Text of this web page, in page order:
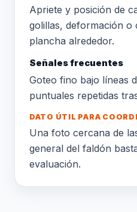
Apriete y posición de
golillas, deformación o
plancha alrededor.
Señales frecuentes
Goteo fino bajo líneas
puntuales repetidas
DATO ÚTIL PARA
Una foto cercana de
general del faldón
evaluación.